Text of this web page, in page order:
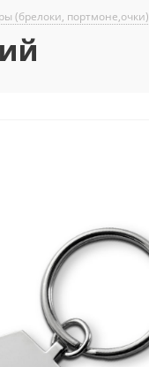
(брелоки, портмоне,очки)